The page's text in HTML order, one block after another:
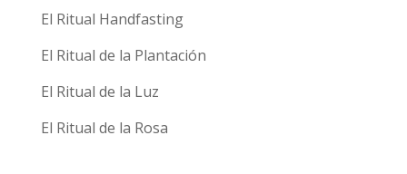
El Ritual Handfasting
El Ritual de la Plantación
El Ritual de la Luz
El Ritual de la Rosa